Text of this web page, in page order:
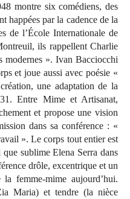
montre six comédiens, des
happées par la cadence de la
de l’École Internationale de
ils rappellent Charlie
modernes ». Ivan Bacciocchi
et joue aussi avec poésie «
une adaptation de la
Entre Mime et Artisanat,
et propose une vision
dans sa conférence : «
». Le corps tout entier est
sublime Elena Serra dans
drôle, excentrique et un
femme-mime aujourd’hui.
Maria) et tendre (la nièce